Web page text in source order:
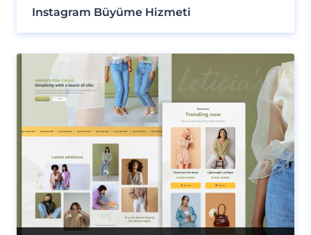
Instagram Büyüme Hizmeti